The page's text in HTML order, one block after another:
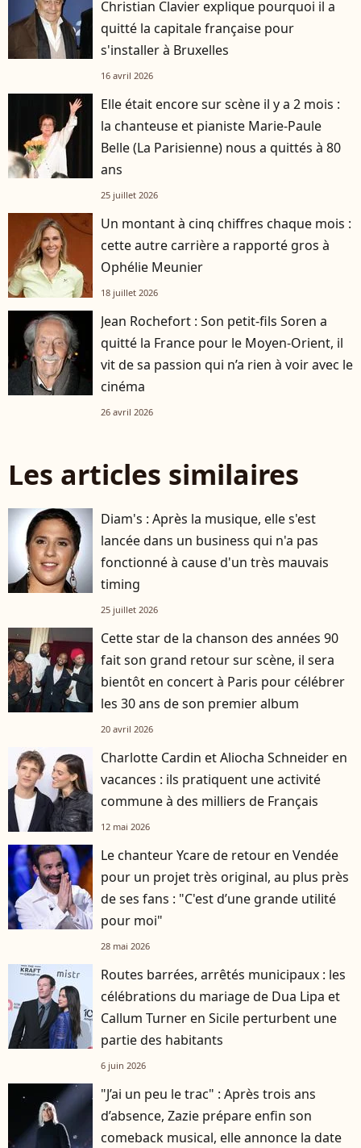
Christian Clavier explique pourquoi il a
quitté la capitale française pour
s'installer à Bruxelles
16 avril 2026
Elle était encore sur scène il y a 2 mois :
la chanteuse et pianiste Marie-Paule
Belle (La Parisienne) nous a quittés à 80
ans
25 juillet 2026
Un montant à cinq chiffres chaque mois :
cette autre carrière a rapporté gros à
Ophélie Meunier
18 juillet 2026
Jean Rochefort : Son petit-fils Soren a
quitté la France pour le Moyen-Orient, il
vit de sa passion qui n’a rien à voir avec le
cinéma
26 avril 2026
Les articles similaires
Diam's : Après la musique, elle s'est
lancée dans un business qui n'a pas
fonctionné à cause d'un très mauvais
timing
25 juillet 2026
Cette star de la chanson des années 90
fait son grand retour sur scène, il sera
bientôt en concert à Paris pour célébrer
les 30 ans de son premier album
20 avril 2026
Charlotte Cardin et Aliocha Schneider en
vacances : ils pratiquent une activité
commune à des milliers de Français
12 mai 2026
Le chanteur Ycare de retour en Vendée
pour un projet très original, au plus près
de ses fans : "C'est d’une grande utilité
pour moi"
28 mai 2026
Routes barrées, arrêtés municipaux : les
célébrations du mariage de Dua Lipa et
Callum Turner en Sicile perturbent une
partie des habitants
6 juin 2026
"J’ai un peu le trac" : Après trois ans
d’absence, Zazie prépare enfin son
comeback musical, elle annonce la date